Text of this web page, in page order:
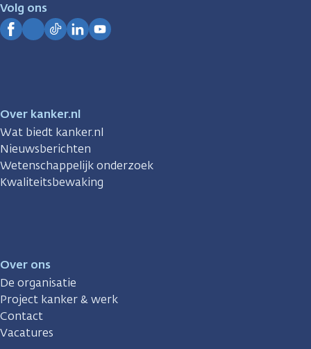
Volg ons
Over kanker.nl
Wat biedt kanker.nl
Nieuwsberichten
Wetenschappelijk onderzoek
Kwaliteitsbewaking
Over ons
De organisatie
Project kanker & werk
Contact
Vacatures